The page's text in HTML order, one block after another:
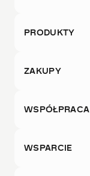
PRODUKTY
ZAKUPY
WSPÓŁPRACA
WSPARCIE